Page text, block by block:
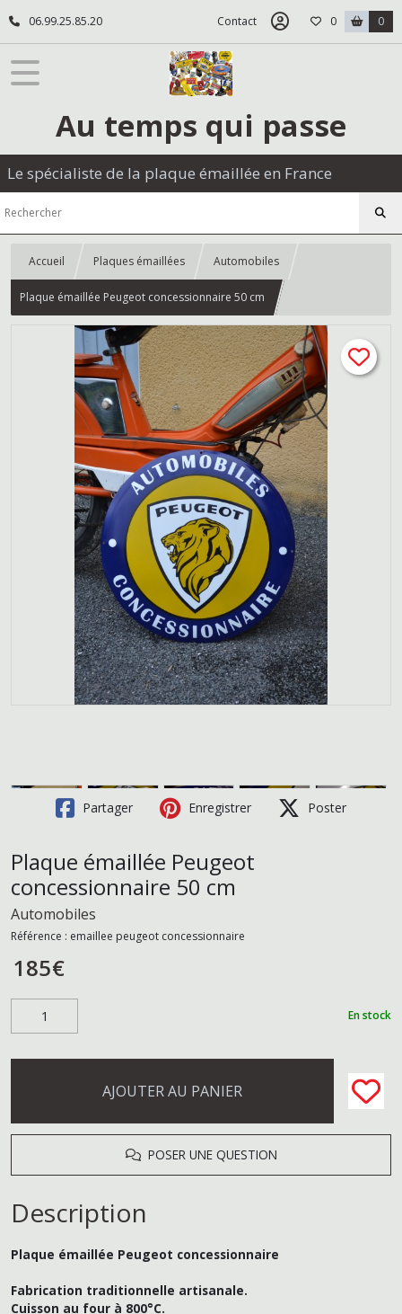
06.99.25.85.20 Contact 0 0
Au temps qui passe
Le spécialiste de la plaque émaillée en France
Accueil Plaques émaillées Automobiles
Plaque émaillée Peugeot concessionnaire 50 cm
Partager Enregistrer Poster
Plaque émaillée Peugeot
concessionnaire 50 cm
Automobiles
Référence : emaillee peugeot concessionnaire
185€
En stock
AJOUTER AU PANIER
POSER UNE QUESTION
Description
Plaque émaillée Peugeot concessionnaire
Fabrication traditionnelle artisanale.
Cuisson au four à 800°C.